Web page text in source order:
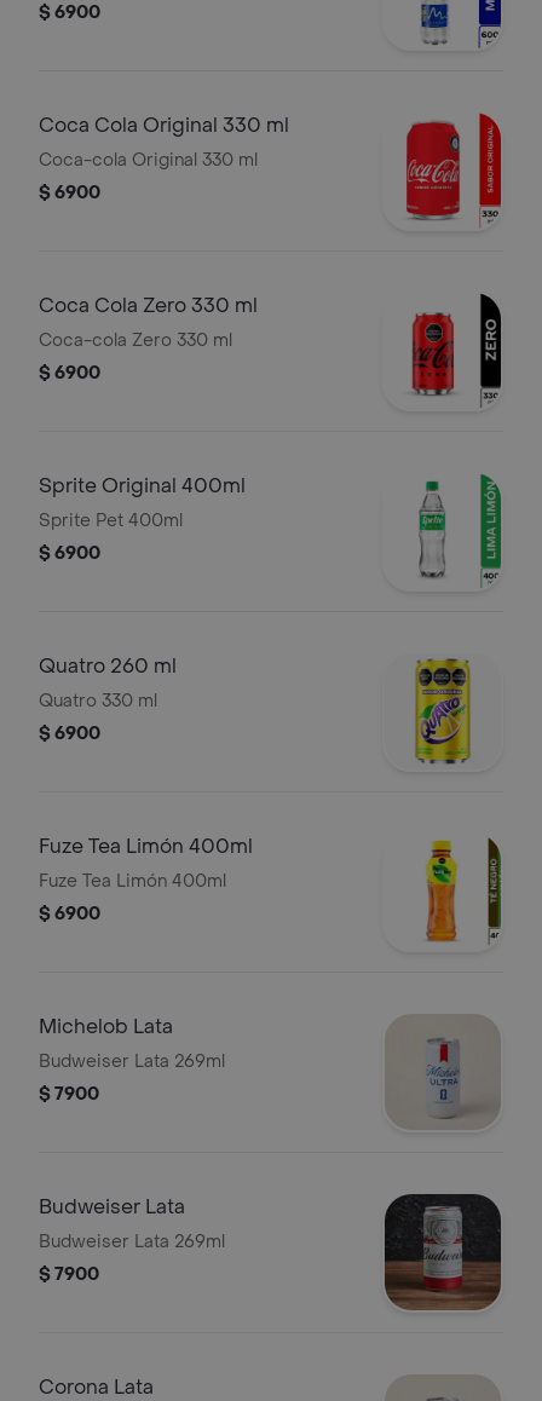
$ 6900
Coca Cola Original 330 ml
Coca-cola Original 330 ml
$ 6900
Coca Cola Zero 330 ml
Coca-cola Zero 330 ml
$ 6900
Sprite Original 400ml
Sprite Pet 400ml
$ 6900
Quatro 260 ml
Quatro 330 ml
$ 6900
Fuze Tea Limón 400ml
Fuze Tea Limón 400ml
$ 6900
Michelob Lata
Budweiser Lata 269ml
$ 7900
Budweiser Lata
Budweiser Lata 269ml
$ 7900
Corona Lata